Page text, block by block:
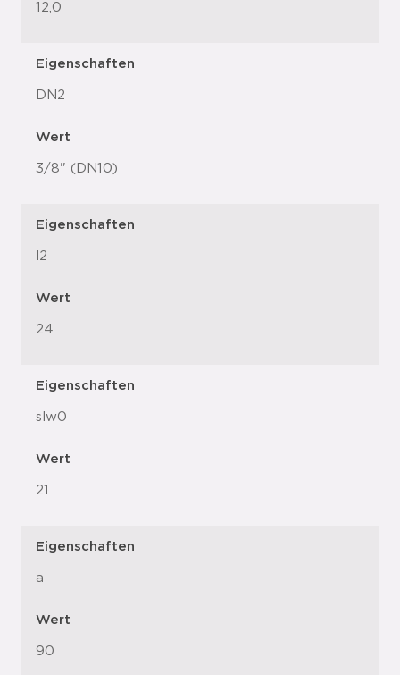
12,0
Eigenschaften
DN2
Wert
3/8" (DN10)
Eigenschaften
l2
Wert
24
Eigenschaften
slw0
Wert
21
Eigenschaften
a
Wert
90